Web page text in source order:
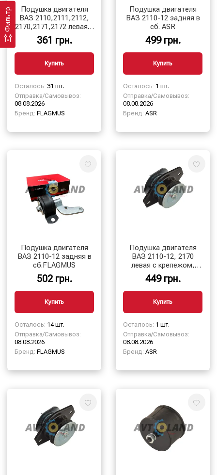
Подушка двигателя
ВАЗ 2110,2111,2112,
2170,2171,2172 левая с
крепежом, короткий
шток
361 грн.
Купить
Осталось: 31 шт.
Отправка/Самовывоз:
08.08.2026
Бренд: FLAGMUS
Подушка двигателя
ВАЗ 2110-12 задняя в
сб. ASR
499 грн.
Купить
Осталось: 1 шт.
Отправка/Самовывоз:
08.08.2026
Бренд: ASR
Подушка двигателя
ВАЗ 2110-12 задняя в
сб.FLAGMUS
502 грн.
Купить
Осталось: 14 шт.
Отправка/Самовывоз:
08.08.2026
Бренд: FLAGMUS
Подушка двигателя
ВАЗ 2110-12, 2170
левая с крепежом,
короткий шток, ASR
449 грн.
Купить
Осталось: 1 шт.
Отправка/Самовывоз:
08.08.2026
Бренд: ASR
Фильтр